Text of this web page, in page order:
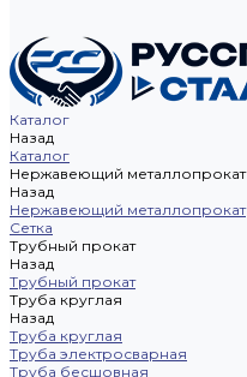
Каталог
Назад
Каталог
Нержавеющий металлопрокат
Назад
Нержавеющий металлопрокат
Сетка
Трубный прокат
Назад
Трубный прокат
Труба круглая
Назад
Труба круглая
Труба электросварная
Труба бесшовная